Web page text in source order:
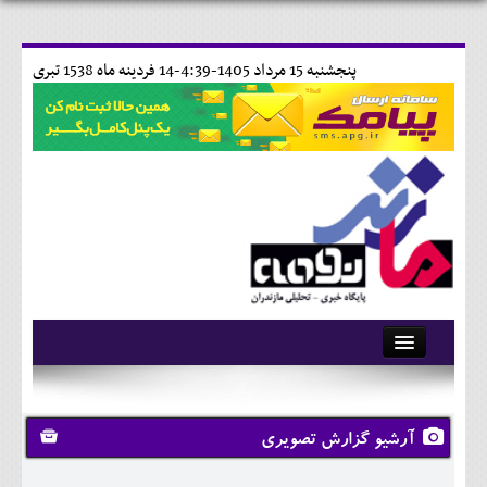
14 فردينه ماه 1538 تبری پنجشنبه 15 مرداد 1405-4:39-
آرشیو
تماس با ما
وبلاگ
آرشیو گزارش تصویری